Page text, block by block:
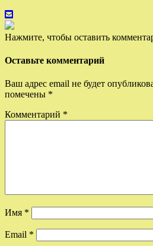
Нажмите, чтобы оставить
Оставьте комментарий
Ваш адрес email не будет
помечены *
Комментарий *
Имя *
Email *